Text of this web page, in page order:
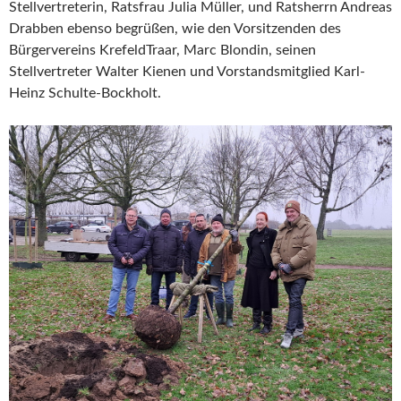
Stellvertreterin, Ratsfrau Julia Müller, und Ratsherrn Andreas
Drabben ebenso begrüßen, wie den Vorsitzenden des
Bürgervereins KrefeldTraar, Marc Blondin, seinen
Stellvertreter Walter Kienen und Vorstandsmitglied Karl-
Heinz Schulte-Bockholt.